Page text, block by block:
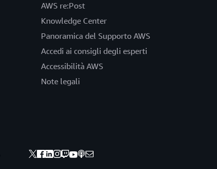
AWS re:Post
Knowledge Center
Panoramica del Supporto AWS
Accedi ai consigli degli esperti
Accessibilità AWS
Note legali